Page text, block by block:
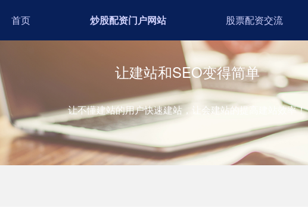
首页 炒股配资门户网站 股票配资交流
让建站和SEO变得简单
让不懂建站的用户快速建站，让会建站的提高建站效率！